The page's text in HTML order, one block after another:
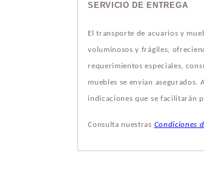
SERVICIO DE ENTREGA
El transporte de acuarios y
voluminosos y frágiles,
requerimientos especiales,
muebles se envían
indicaciones que se facilitarán
Consulta nuestras Condiciones